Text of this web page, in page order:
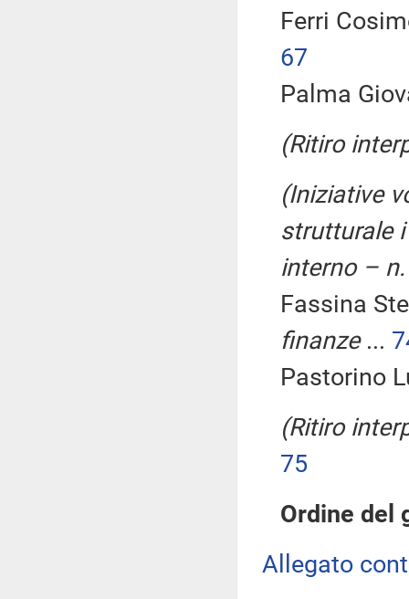
Ferri
67
Palma
(Ritiro
(Iniziative
strutturale
interno –
Fassina
finanze...
Pastorino
(Ritiro
75
Ordine del
Allegato